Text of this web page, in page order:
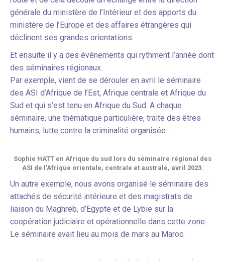
générale du ministère de l’Intérieur et des apports du
ministère de l’Europe et des affaires étrangères qui
déclinent ses grandes orientations.
Et ensuite il y a des événements qui rythment l’année dont
des séminaires régionaux.
Par exemple, vient de se dérouler en avril le séminaire
des ASI d’Afrique de l’Est, Afrique centrale et Afrique du
Sud et qui s’est tenu en Afrique du Sud. A chaque
séminaire, une thématique particulière, traite des êtres
humains, lutte contre la criminalité organisée…
Sophie HATT en Afrique du sud lors du séminaire régional des
ASI de l’Afrique orientale, centrale et australe, avril 2023.
Un autre exemple, nous avons organisé le séminaire des
attachés de sécurité intérieure et des magistrats de
liaison du Maghreb, d’Egypte et de Lybie sur la
coopération judiciaire et opérationnelle dans cette zone.
Le séminaire avait lieu au mois de mars au Maroc.